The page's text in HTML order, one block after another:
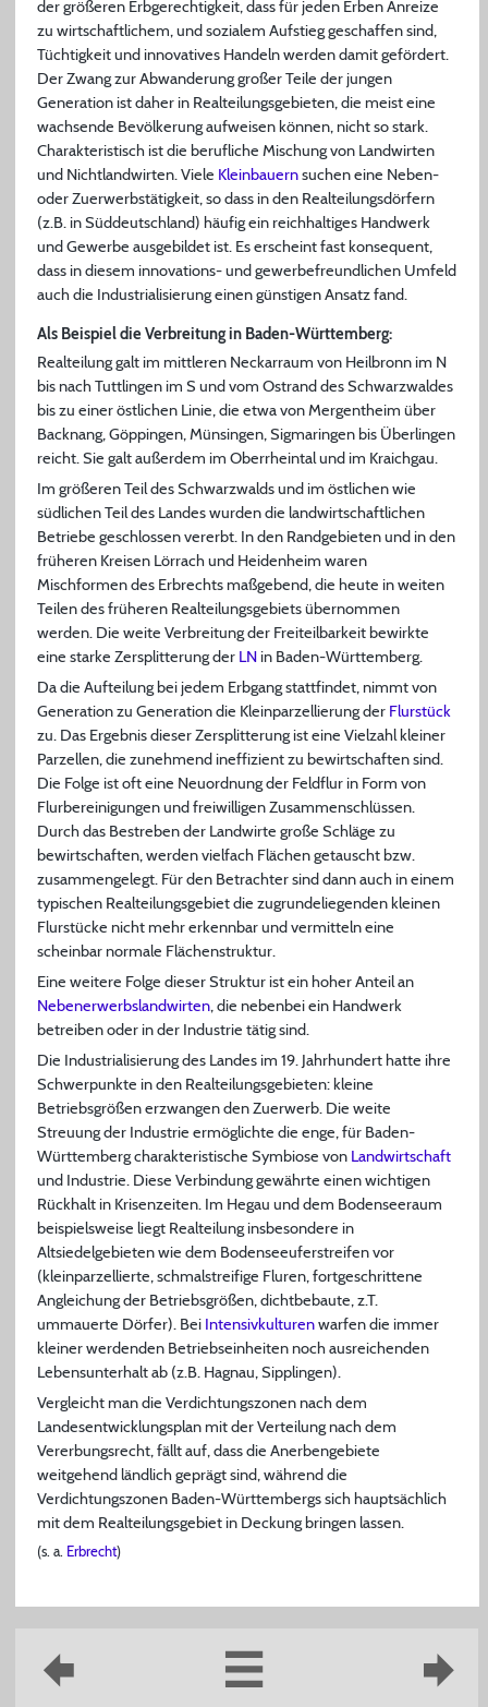
der größeren Erbgerechtigkeit, dass für jeden Erben Anreize
zu wirtschaftlichem, und sozialem Aufstieg geschaffen sind,
Tüchtigkeit und innovatives Handeln werden damit gefördert.
Der Zwang zur Abwanderung großer Teile der jungen
Generation ist daher in Realteilungsgebieten, die meist eine
wachsende Bevölkerung aufweisen können, nicht so stark.
Charakteristisch ist die berufliche Mischung von Landwirten
und Nichtlandwirten. Viele Kleinbauernsuchen eine Neben-
oder Zuerwerbstätigkeit, so dass in den Realteilungsdörfern
(z.B. in Süddeutschland) häufig ein reichhaltiges Handwerk
und Gewerbe ausgebildet ist. Es erscheint fast konsequent,
dass in diesem innovations- und gewerbefreundlichen Umfeld
auch die Industrialisierung einen günstigen Ansatz fand.
Als Beispiel die Verbreitung in Baden-Württemberg:
Realteilung galt im mittleren Neckarraum von Heilbronn im N
bis nach Tuttlingen im S und vom Ostrand des Schwarzwaldes
bis zu einer östlichen Linie, die etwa von Mergentheim über
Backnang, Göppingen, Münsingen, Sigmaringen bis Überlingen
reicht. Sie galt außerdem im Oberrheintal und im Kraichgau.
Im größeren Teil des Schwarzwalds und im östlichen wie
südlichen Teil des Landes wurden die landwirtschaftlichen
Betriebe geschlossen vererbt. In den Randgebieten und in den
früheren Kreisen Lörrach und Heidenheim waren
Mischformen des Erbrechts maßgebend, die heute in weiten
Teilen des früheren Realteilungsgebiets übernommen
werden. Die weite Verbreitung der Freiteilbarkeit bewirkte
eine starke Zersplitterung der LNin Baden-Württemberg.
Da die Aufteilung bei jedem Erbgang stattfindet, nimmt von
Generation zu Generation die Kleinparzellierung der Flurstück
zu. Das Ergebnis dieser Zersplitterung ist eine Vielzahl kleiner
Parzellen, die zunehmend ineffizient zu bewirtschaften sind.
Die Folge ist oft eine Neuordnung der Feldflur in Form von
Flurbereinigungen und freiwilligen Zusammenschlüssen.
Durch das Bestreben der Landwirte große Schläge zu
bewirtschaften, werden vielfach Flächen getauscht bzw.
zusammengelegt. Für den Betrachter sind dann auch in einem
typischen Realteilungsgebiet die zugrundeliegenden kleinen
Flurstücke nicht mehr erkennbar und vermitteln eine
scheinbar normale Flächenstruktur.
Eine weitere Folge dieser Struktur ist ein hoher Anteil an
Nebenerwerbslandwirten, die nebenbei ein Handwerk
betreiben oder in der Industrie tätig sind.
Die Industrialisierung des Landes im 19. Jahrhundert hatte ihre
Schwerpunkte in den Realteilungsgebieten: kleine
Betriebsgrößen erzwangen den Zuerwerb. Die weite
Streuung der Industrie ermöglichte die enge, für Baden-
Württemberg charakteristische Symbiose von Landwirtschaft
und Industrie. Diese Verbindung gewährte einen wichtigen
Rückhalt in Krisenzeiten. Im Hegau und dem Bodenseeraum
beispielsweise liegt Realteilung insbesondere in
Altsiedelgebieten wie dem Bodenseeuferstreifen vor
(kleinparzellierte, schmalstreifige Fluren, fortgeschrittene
Angleichung der Betriebsgrößen, dichtbebaute, z.T.
ummauerte Dörfer). Bei Intensivkulturenwarfen die immer
kleiner werdenden Betriebseinheiten noch ausreichenden
Lebensunterhalt ab (z.B. Hagnau, Sipplingen).
Vergleicht man die Verdichtungszonen nach dem
Landesentwicklungsplan mit der Verteilung nach dem
Vererbungsrecht, fällt auf, dass die Anerbengebiete
weitgehend ländlich geprägt sind, während die
Verdichtungszonen Baden-Württembergs sich hauptsächlich
mit dem Realteilungsgebiet in Deckung bringen lassen.
(s. a. Erbrecht)